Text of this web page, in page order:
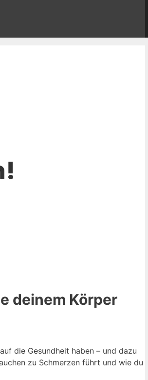
deinem Körper
die Gesundheit haben – und dazu
zu Schmerzen führt und wie du